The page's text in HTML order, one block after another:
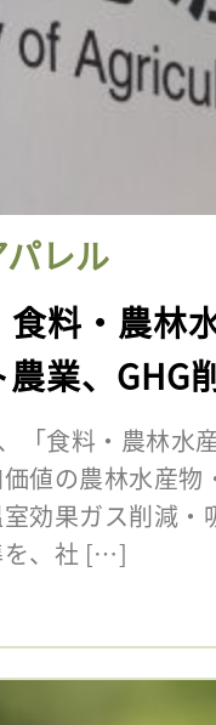
レル
食料・農林
業、GHG
「食料・農林水
値の農林水産
効果ガス削減
を、社 […]